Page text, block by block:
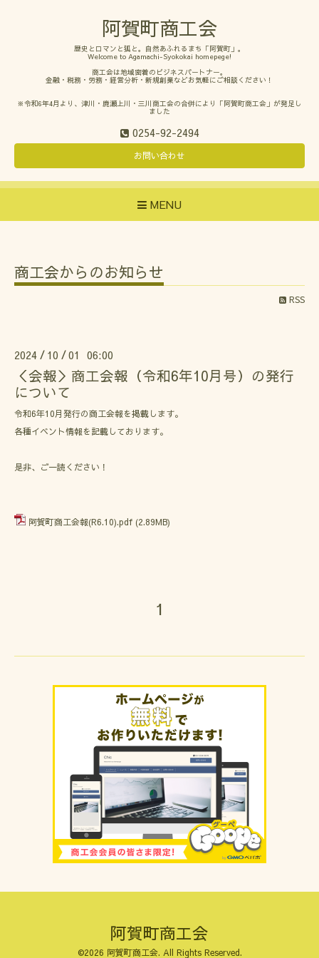
阿賀町商工会
歴史とロマンと狐と。自然あふれるまち「阿賀町」。
Welcome to Agamachi-Syokokai homepege!
商工会は地域密着のビジネスパートナー。
金融・税務・労務・経営分析・新規創業などお気軽にご相談ください！
※令和6年4月より、津川・鹿瀬上川・三川商工会の合併により「阿賀町商工会」が発足し
ました
0254-92-2494
お問い合わせ
MENU
商工会からのお知らせ
RSS
2024 / 10 /01 06:00
＜会報＞商工会報（令和6年10月号）の発行
について
令和6年10月発行の商工会報を掲載します。
各種イベント情報を記載しております。
是非、ご一読ください！
阿賀町商工会報(R6.10).pdf (2.89MB)
1
阿賀町商工会
©2026 阿賀町商工会. All Rights Reserved.